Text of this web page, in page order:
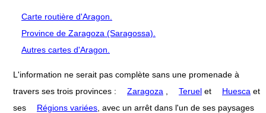
Carte routière d'Aragon.
Province de Zaragoza (Saragossa).
Autres cartes d'Aragon.
L'information ne serait pas complète sans une promenade à
travers ses trois provinces :
Zaragoza Teruel et Huesca et
ses
Régions variées , avec un arrêt dans l'un de ses paysages